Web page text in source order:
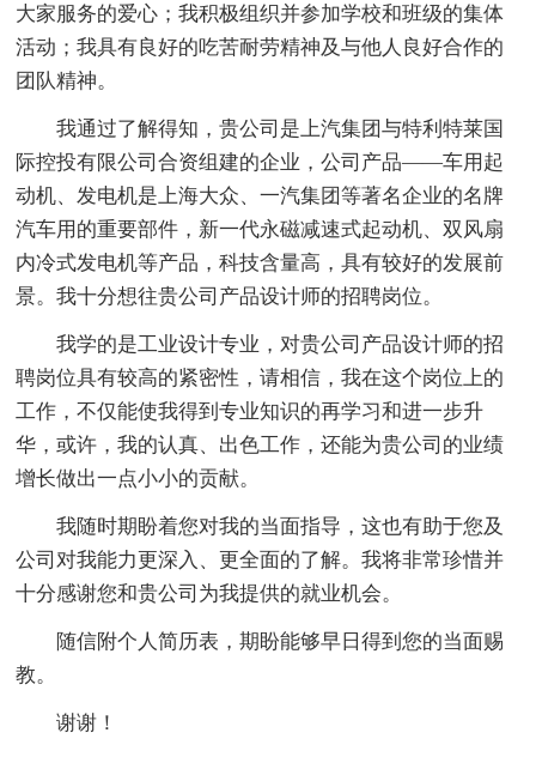
大家服务的爱心；我积极组织并参加学校和班级的集体
活动；我具有良好的吃苦耐劳精神及与他人良好合作的
团队精神。
我通过了解得知，贵公司是上汽集团与特利特莱国
际控投有限公司合资组建的企业，公司产品——车用起
动机、发电机是上海大众、一汽集团等著名企业的名牌
汽车用的重要部件，新一代永磁减速式起动机、双风扇
内冷式发电机等产品，科技含量高，具有较好的发展前
景。我十分想往贵公司产品设计师的招聘岗位。
我学的是工业设计专业，对贵公司产品设计师的招
聘岗位具有较高的紧密性，请相信，我在这个岗位上的
工作，不仅能使我得到专业知识的再学习和进一步升
华，或许，我的认真、出色工作，还能为贵公司的业绩
增长做出一点小小的贡献。
我随时期盼着您对我的当面指导，这也有助于您及
公司对我能力更深入、更全面的了解。我将非常珍惜并
十分感谢您和贵公司为我提供的就业机会。
随信附个人简历表，期盼能够早日得到您的当面赐
教。
谢谢！